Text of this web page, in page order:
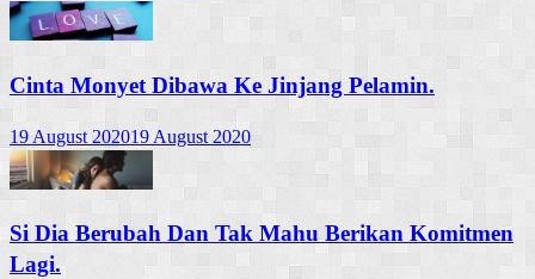
Cinta Monyet Dibawa Ke Jinjang Pelamin.
19 August 202019 August 2020
Si Dia Berubah Dan Tak Mahu Berikan Komitmen
Lagi.